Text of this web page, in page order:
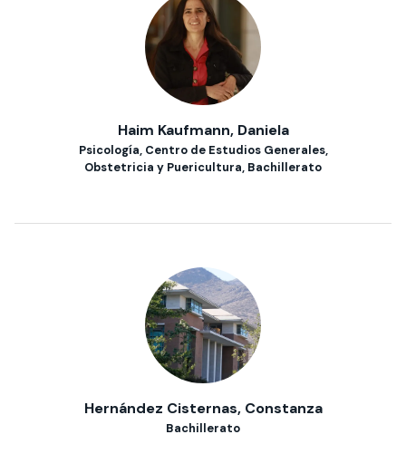
Haim Kaufmann, Daniela
Psicología, Centro de Estudios Generales,
Obstetricia y Puericultura, Bachillerato
Hernández Cisternas, Constanza
Bachillerato